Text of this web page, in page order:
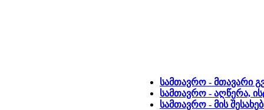
სამთავრო - მთავარი
სამთავრო - აღწერა,
სამთავრო - მის